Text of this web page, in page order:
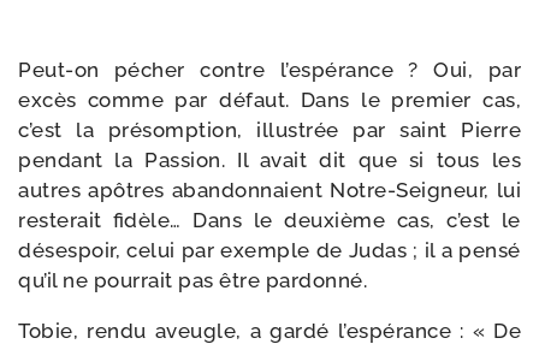
Peut-​on pécher contre l’espérance ? Oui, par
excès comme par défaut. Dans le pre­mier cas,
c’est la pré­somp­tion, illus­trée par saint Pierre
pen­dant la Passion. Il avait dit que si tous les
autres apôtres aban­don­naient Notre-​Seigneur, lui
res­te­rait fidèle… Dans le deuxième cas, c’est le
déses­poir, celui par exemple de Judas ; il a pen­sé
qu’il ne pour­rait pas être pardonné.
Tobie, ren­du aveugle, a gar­dé l’espérance : « De